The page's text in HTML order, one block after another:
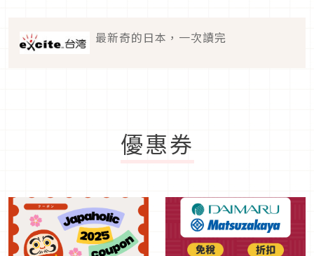
最新奇的日本，一次讀完
優惠券